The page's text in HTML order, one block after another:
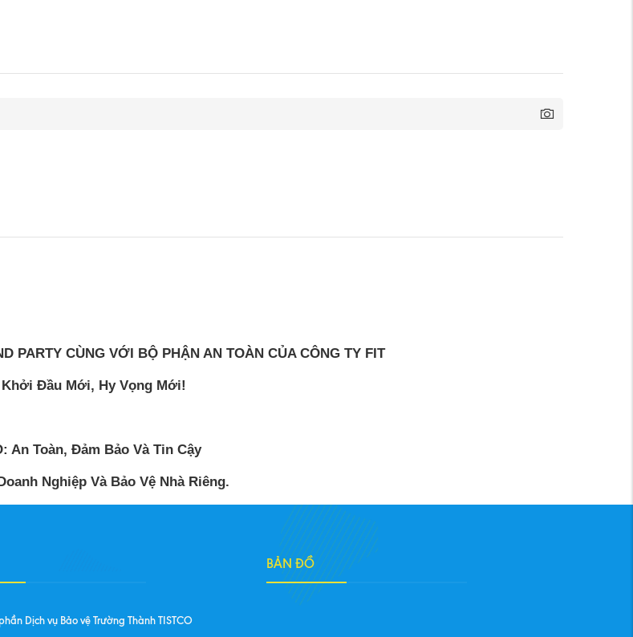
PARTY CÙNG VỚI BỘ PHẬN AN TOÀN CỦA CÔNG TY FIT
Khởi Đầu Mới, Hy Vọng Mới!
An Toàn, Đảm Bảo Và Tin Cậy
Nghiệp Và Bảo Vệ Nhà Riêng.
Dịch vụ Bảo vệ Trường Thành TISTCO
BẢN ĐỒ